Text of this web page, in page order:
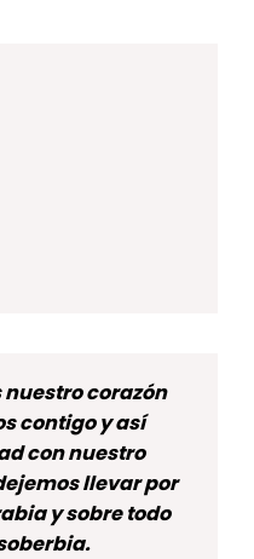
corazón
contigo y así
con nuestro
llevar por
y sobre todo